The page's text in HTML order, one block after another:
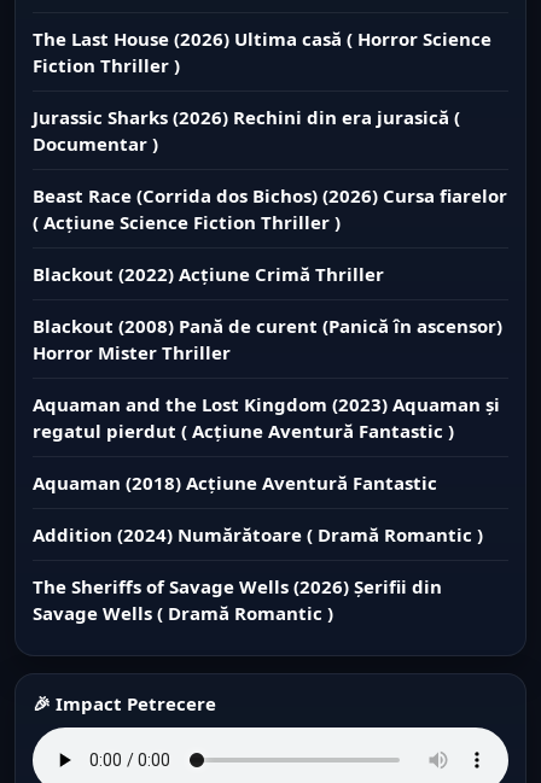
The Last House (2026) Ultima casă ( Horror Science
Fiction Thriller )
Jurassic Sharks (2026) Rechini din era jurasică (
Documentar )
Beast Race (Corrida dos Bichos) (2026) Cursa fiarelor
( Acțiune Science Fiction Thriller )
Blackout (2022) Acțiune Crimă Thriller
Blackout (2008) Pană de curent (Panică în ascensor)
Horror Mister Thriller
Aquaman and the Lost Kingdom (2023) Aquaman și
regatul pierdut ( Acțiune Aventură Fantastic )
Aquaman (2018) Acțiune Aventură Fantastic
Addition (2024) Numărătoare ( Dramă Romantic )
The Sheriffs of Savage Wells (2026) Șerifii din
Savage Wells ( Dramă Romantic )
🎉 Impact Petrecere